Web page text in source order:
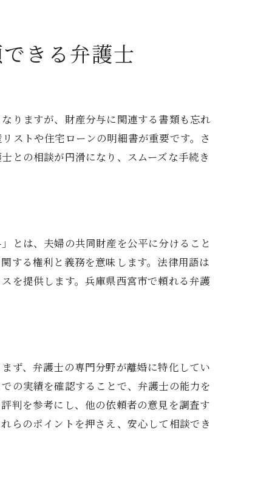
ト
きる弁護士
りますが、財産分与に関連する書類も忘れ
ストや住宅ローンの明細書が重要です。さ
との相談が円滑になり、スムーズな手続き
とは、夫婦の共同財産を公平に分けること
する権利と義務を意味します。法律用語は
を提供します。兵庫県西宮市で頼れる弁護
ず、弁護士の専門分野が離婚に特化してい
の実績を確認することで、弁護士の能力を
判を参考にし、他の依頼者の意見を調査す
らのポイントを押さえ、安心して相談でき